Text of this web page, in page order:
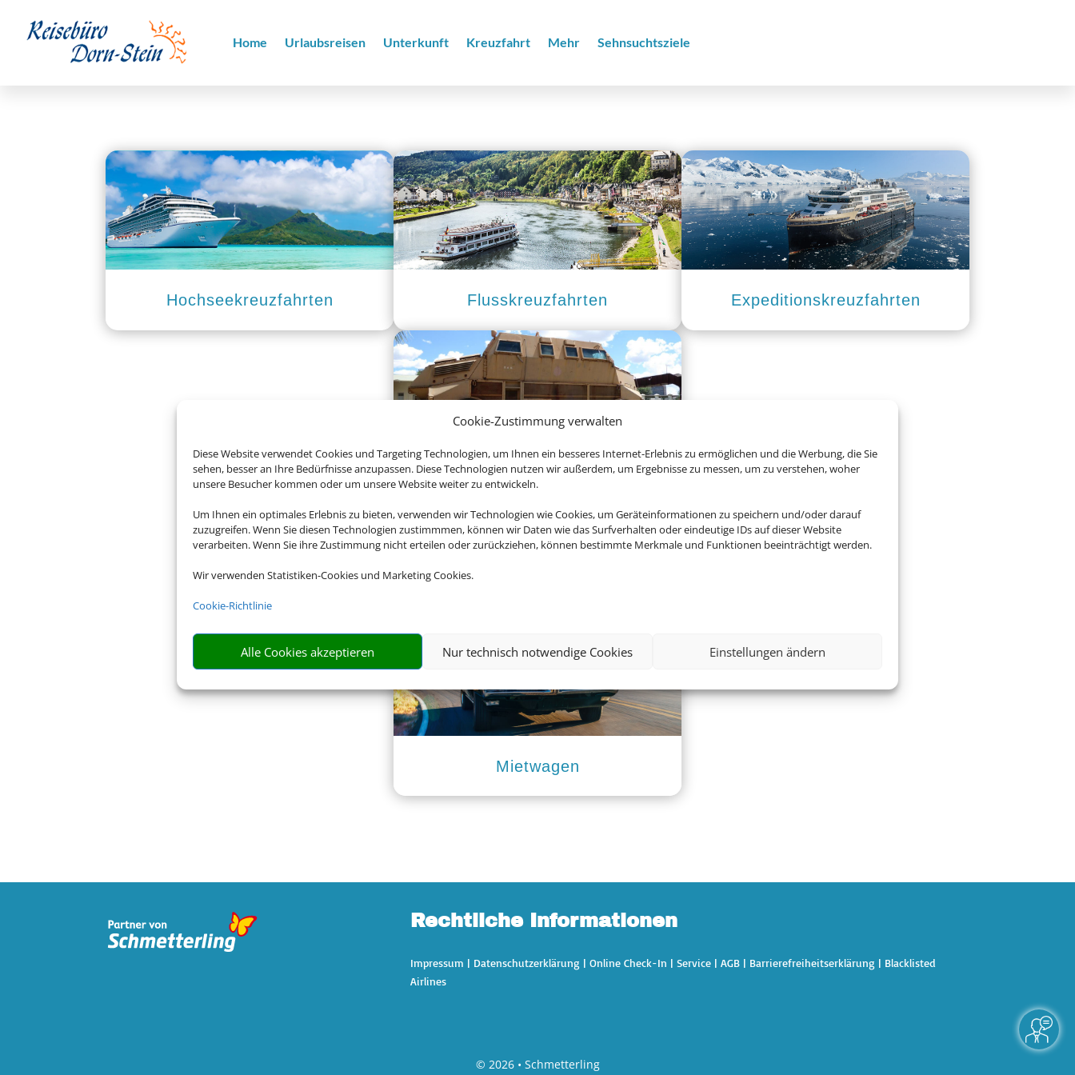
Cookie-Zustimmung verwalten
Diese Website verwendet Cookies und Targeting Technologien, um Ihnen ein besseres Internet-Erlebnis zu ermöglichen und die Werbung, die Sie
sehen, besser an Ihre Bedürfnisse anzupassen. Diese Technologien nutzen wir außerdem, um Ergebnisse zu messen, um zu verstehen, woher
unsere Besucher kommen oder um unsere Website weiter zu entwickeln.
Um Ihnen ein optimales Erlebnis zu bieten, verwenden wir Technologien wie Cookies, um Geräteinformationen zu speichern und/oder darauf
zuzugreifen. Wenn Sie diesen Technologien zustimmmen, können wir Daten wie das Surfverhalten oder eindeutige IDs auf dieser Website
verarbeiten. Wenn Sie ihre Zustimmung nicht erteilen oder zurückziehen, können bestimmte Merkmale und Funktionen beeinträchtigt werden.
Wir verwenden Statistiken-Cookies und Marketing Cookies.
Cookie-Richtlinie
Alle Cookies akzeptieren Nur technisch notwendige Cookies Einstellungen ändern
Home Urlaubsreisen Unterkunft Kreuzfahrt Mehr Sehnsuchtsziele
Hochseekreuzfahrten Flusskreuzfahrten Expeditionskreuzfahrten
Transfers
Empfehlungen für Ihre Reise
Mietwagen
Rechtliche Informationen
Impressum | Datenschutzerklärung | Online Check-In | Service| AGB| Barrierefreiheitserklärung | Blacklisted
Airlines
© 2026 • Schmetterling